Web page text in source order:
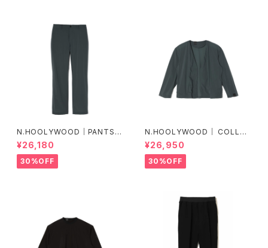
N.HOOLYWOOD｜PANTS｜
2251-PT23-005 peg
¥26,180
30%OFF
N.HOOLYWOOD｜ COLLAR
LESS BLOUSON｜2251-BL0
9-005
¥26,950
30%OFF